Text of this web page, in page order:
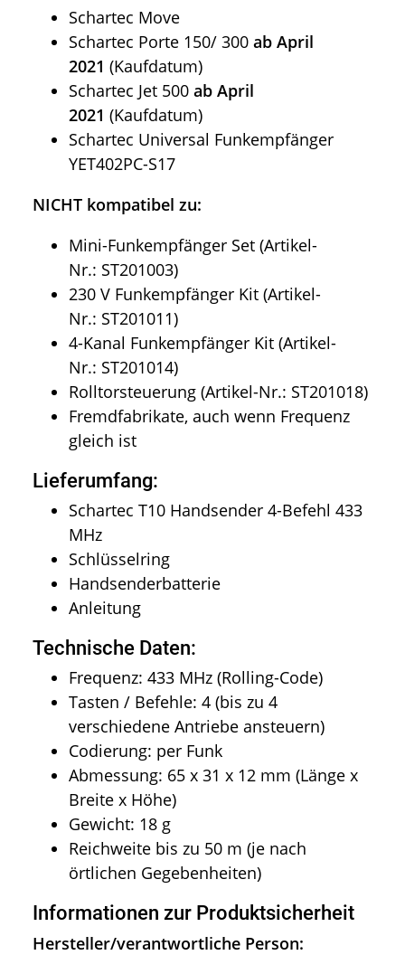
Schartec Move
Schartec Porte 150/ 300 ab April
2021 (Kaufdatum)
Schartec Jet 500 ab April
2021 (Kaufdatum)
Schartec Universal Funkempfänger
YET402PC-S17
NICHT kompatibel zu:
Mini-Funkempfänger Set (Artikel-
Nr.: ST201003)
230 V Funkempfänger Kit (Artikel-
Nr.: ST201011)
4-Kanal Funkempfänger Kit (Artikel-
Nr.: ST201014)
Rolltorsteuerung (Artikel-Nr.: ST201018)
Fremdfabrikate, auch wenn Frequenz
gleich ist
Lieferumfang:
Schartec T10 Handsender 4-Befehl 433
MHz
Schlüsselring
Handsenderbatterie
Anleitung
Technische Daten:
Frequenz: 433 MHz (Rolling-Code)
Tasten / Befehle: 4 (bis zu 4
verschiedene Antriebe ansteuern)
Codierung: per Funk
Abmessung: 65 x 31 x 12 mm (Länge x
Breite x Höhe)
Gewicht: 18 g
Reichweite bis zu 50 m (je nach
örtlichen Gegebenheiten)
Informationen zur Produktsicherheit
Hersteller/verantwortliche Person: